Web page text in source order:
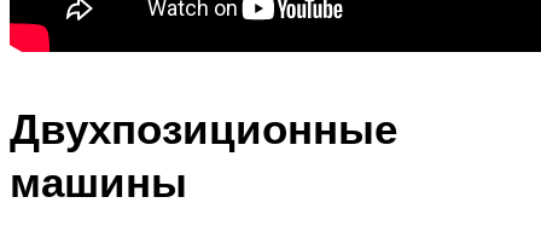
Двухпозиционные
машины